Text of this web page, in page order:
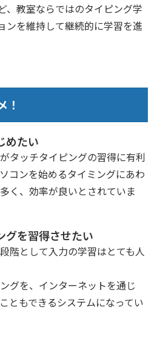
、教室ならではのタイピング学
ンを維持して継続的に学習を進
！
めたい
タッチタイピングの習得に有利
コンを始めるタイミングにあわ
く、効率が良いとされていま
を習得させたい
階として入力の学習はとても人
グを、インターネットを通じ
ともできるシステムになってい